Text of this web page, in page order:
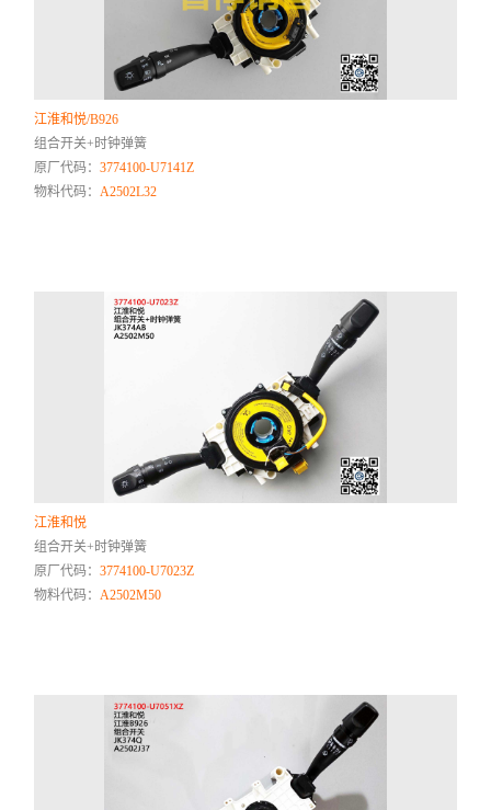
江淮和悦/B926
组合开关+时钟弹簧
原厂代码：3774100-U7141Z
物料代码：A2502L32
江淮和悦
组合开关+时钟弹簧
原厂代码：3774100-U7023Z
物料代码：A2502M50